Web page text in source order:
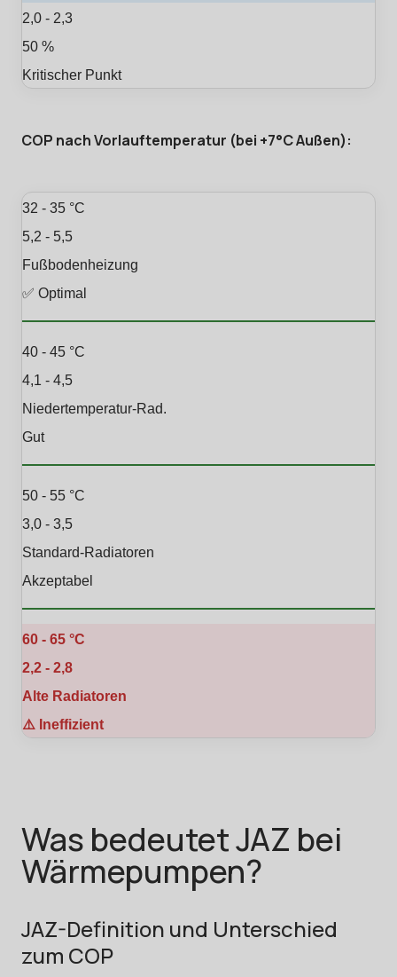
2,0 - 2,3
50 %
Kritischer Punkt
COP nach Vorlauftemperatur (bei +7°C Außen):
32 - 35 °C
5,2 - 5,5
Fußbodenheizung
✅ Optimal
40 - 45 °C
4,1 - 4,5
Niedertemperatur-Rad.
Gut
50 - 55 °C
3,0 - 3,5
Standard-Radiatoren
Akzeptabel
60 - 65 °C
2,2 - 2,8
Alte Radiatoren
⚠️ Ineffizient
Was bedeutet JAZ bei
Wärmepumpen?
JAZ-Definition und Unterschied
zum COP